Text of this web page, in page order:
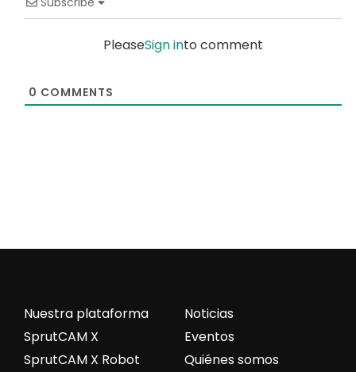
PleaseSign into comment
0 COMMENTS
Noticias
Eventos
Quiénes somos
Nuestra plataforma
SprutCAM X
SprutCAM X Robot